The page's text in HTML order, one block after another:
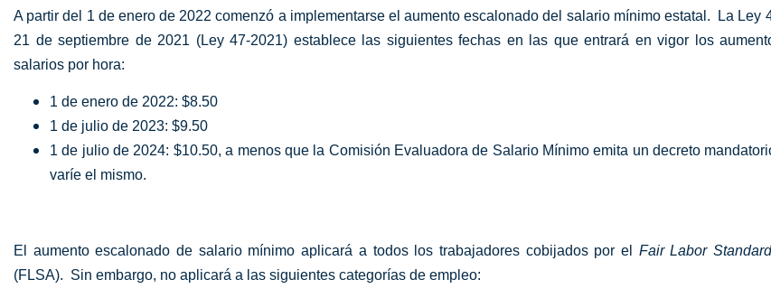
A partir del 1 de enero de 2022 comenzó a implementarse el aumento escalonado del salario mínimo estatal. La Ley
21 de septiembre de 2021 (Ley 47-2021) establece las siguientes fechas en las que entrará en vigor los
salarios por hora:
1 de enero de 2022: $8.50
1 de julio de 2023: $9.50
1 de julio de 2024: $10.50, a menos que la Comisión Evaluadora de Salario Mínimo emita un decreto
varíe el mismo.
El aumento escalonado de salario mínimo aplicará a todos los trabajadores cobijados por el Fair Labor
(FLSA). Sin embargo, no aplicará a las siguientes categorías de empleo: